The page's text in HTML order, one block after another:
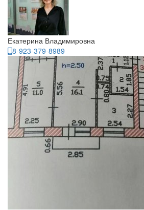
Екатерина Владимировна
8-923-379-8989